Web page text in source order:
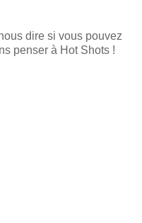
dire si vous pouvez
penser à Hot Shots !